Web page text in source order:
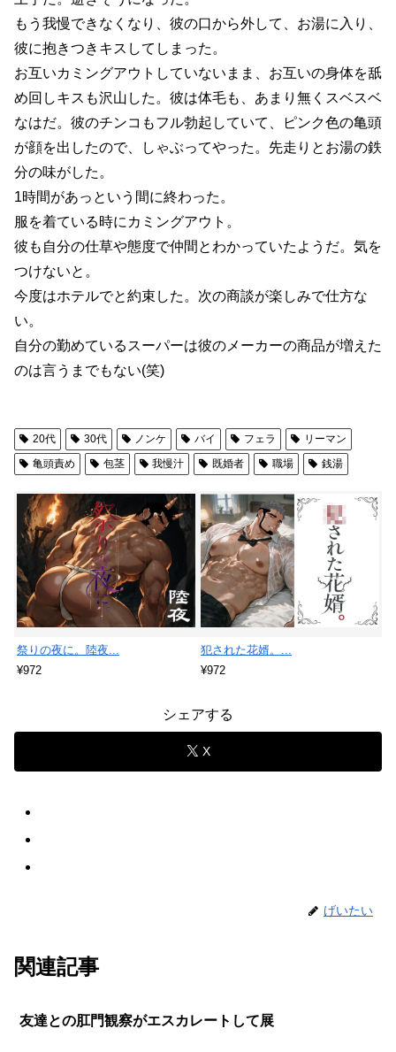
もう我慢できなくなり、彼の口から外して、お湯に入り、
彼に抱きつきキスしてしまった。
お互いカミングアウトしていないまま、お互いの身体を舐
め回しキスも沢山した。彼は体毛も、あまり無くスベスベ
なはだ。彼のチンコもフル勃起していて、ピンク色の亀頭
が顔を出したので、しゃぶってやった。先走りとお湯の鉄
分の味がした。
1時間があっという間に終わった。
服を着ている時にカミングアウト。
彼も自分の仕草や態度で仲間とわかっていたようだ。気を
つけないと。
今度はホテルでと約束した。次の商談が楽しみで仕方な
い。
自分の勤めているスーパーは彼のメーカーの商品が増えた
のは言うまでもない(笑)
20代 30代 ノンケ バイ フェラ
リーマン
亀頭責め
包茎 我慢汁 既婚者 職場 銭湯
祭りの夜に。陸夜...
¥972
犯された花婿。...
¥972
シェアする
X
げいたい
関連記事
友達との肛門観察がエスカレートして展